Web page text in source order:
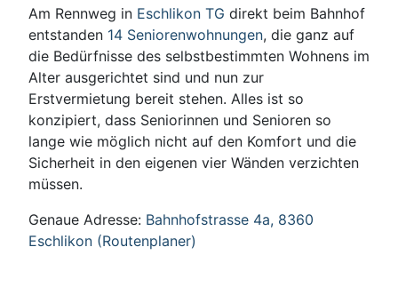
Am Rennweg in Eschlikon TG direkt beim Bahnhof
entstanden 14 Seniorenwohnungen, die ganz auf
die Bedürfnisse des selbstbestimmten Wohnens im
Alter ausgerichtet sind und nun zur
Erstvermietung bereit stehen. Alles ist so
konzipiert, dass Seniorinnen und Senioren so
lange wie möglich nicht auf den Komfort und die
Sicherheit in den eigenen vier Wänden verzichten
müssen.
Genaue Adresse: Bahnhofstrasse 4a, 8360
Eschlikon (Routenplaner)